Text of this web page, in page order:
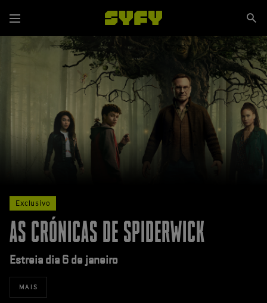
para
o
Menu
Exclusivo
AS CRÓNICAS DE SPIDERWICK
Estreia dia 6 de janeiro
MAIS